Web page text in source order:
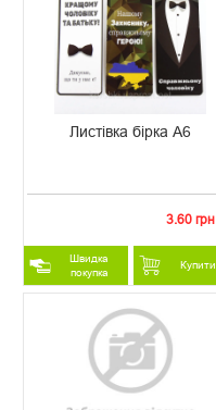
Листівка бірка А6
3.60 грн
Швидка
покупка
Купити